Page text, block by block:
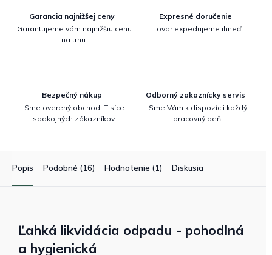
Garancia najnižšej ceny
Garantujeme vám najnižšiu cenu
na trhu.
Expresné doručenie
Tovar expedujeme ihneď.
Bezpečný nákup
Sme overený obchod. Tisíce
spokojných zákazníkov.
Odborný zakaznícky servis
Sme Vám k dispozícii každý
pracovný deň.
Popis Podobné (16) Hodnotenie (1) Diskusia
Ľahká likvidácia odpadu - pohodlná
a hygienická